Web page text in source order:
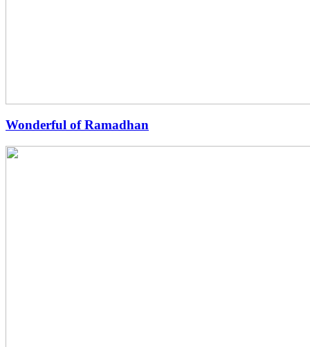
Wonderful of Ramadhan